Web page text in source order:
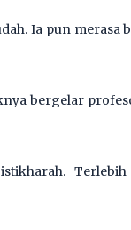
Ia pun merasa
bergelar